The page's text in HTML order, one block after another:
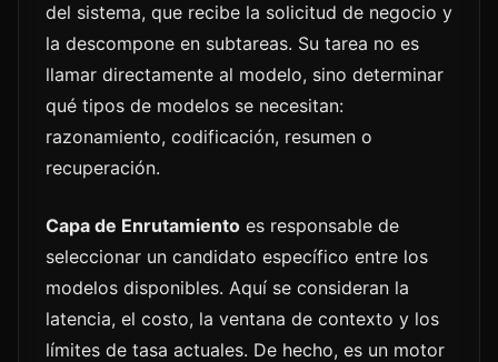
del sistema, que recibe la solicitud de negocio y
la descompone en subtareas. Su tarea no es
llamar directamente al modelo, sino determinar
qué tipos de modelos se necesitan:
razonamiento, codificación, resumen o
recuperación.
Capa de Enrutamiento es responsable de
seleccionar un candidato específico entre los
modelos disponibles. Aquí se consideran la
latencia, el costo, la ventana de contexto y los
límites de tasa actuales. De hecho, es un motor